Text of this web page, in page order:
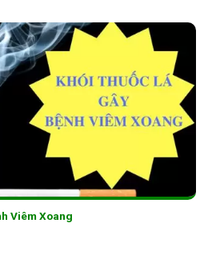
Viêm Xoang